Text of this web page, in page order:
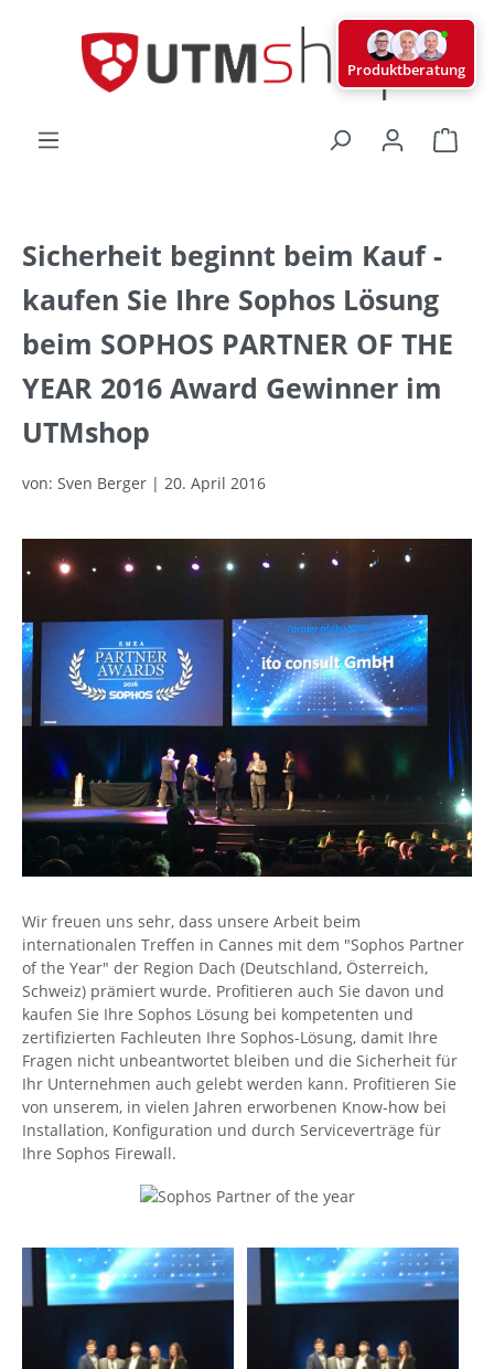
Sicherheit beginnt beim Kauf -
kaufen Sie Ihre Sophos Lösung
beim SOPHOS PARTNER OF THE
YEAR 2016 Award Gewinner im
UTMshop
von: Sven Berger | 20. April 2016
Wir freuen uns sehr, dass unsere Arbeit beim
internationalen Treffen in Cannes mit dem "Sophos Partner
of the Year" der Region Dach (Deutschland, Österreich,
Schweiz) prämiert wurde. Profitieren auch Sie davon und
kaufen Sie Ihre Sophos Lösung bei kompetenten und
zertifizierten Fachleuten Ihre Sophos-Lösung, damit Ihre
Fragen nicht unbeantwortet bleiben und die Sicherheit für
Ihr Unternehmen auch gelebt werden kann. Profitieren Sie
von unserem, in vielen Jahren erworbenen Know-how bei
Installation, Konfiguration und durch Serviceverträge für
Ihre Sophos Firewall.
Produktberatung